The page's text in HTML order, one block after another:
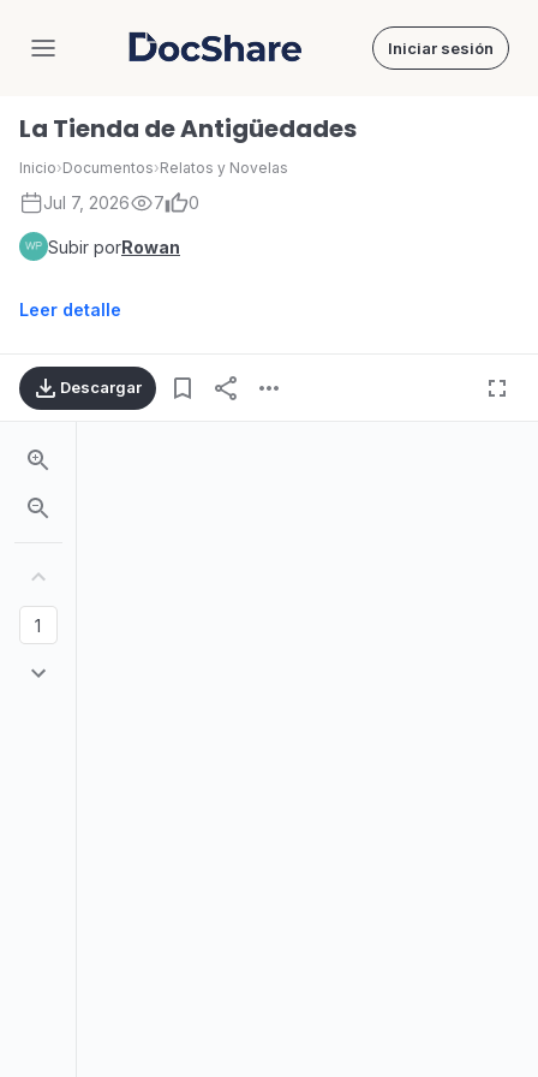
DocShare Iniciar sesión
La Tienda de Antigüedades
Inicio›Documentos›Relatos y Novelas
Jul 7, 2026 7 0
Subir porRowan
Leer detalle
Descargar